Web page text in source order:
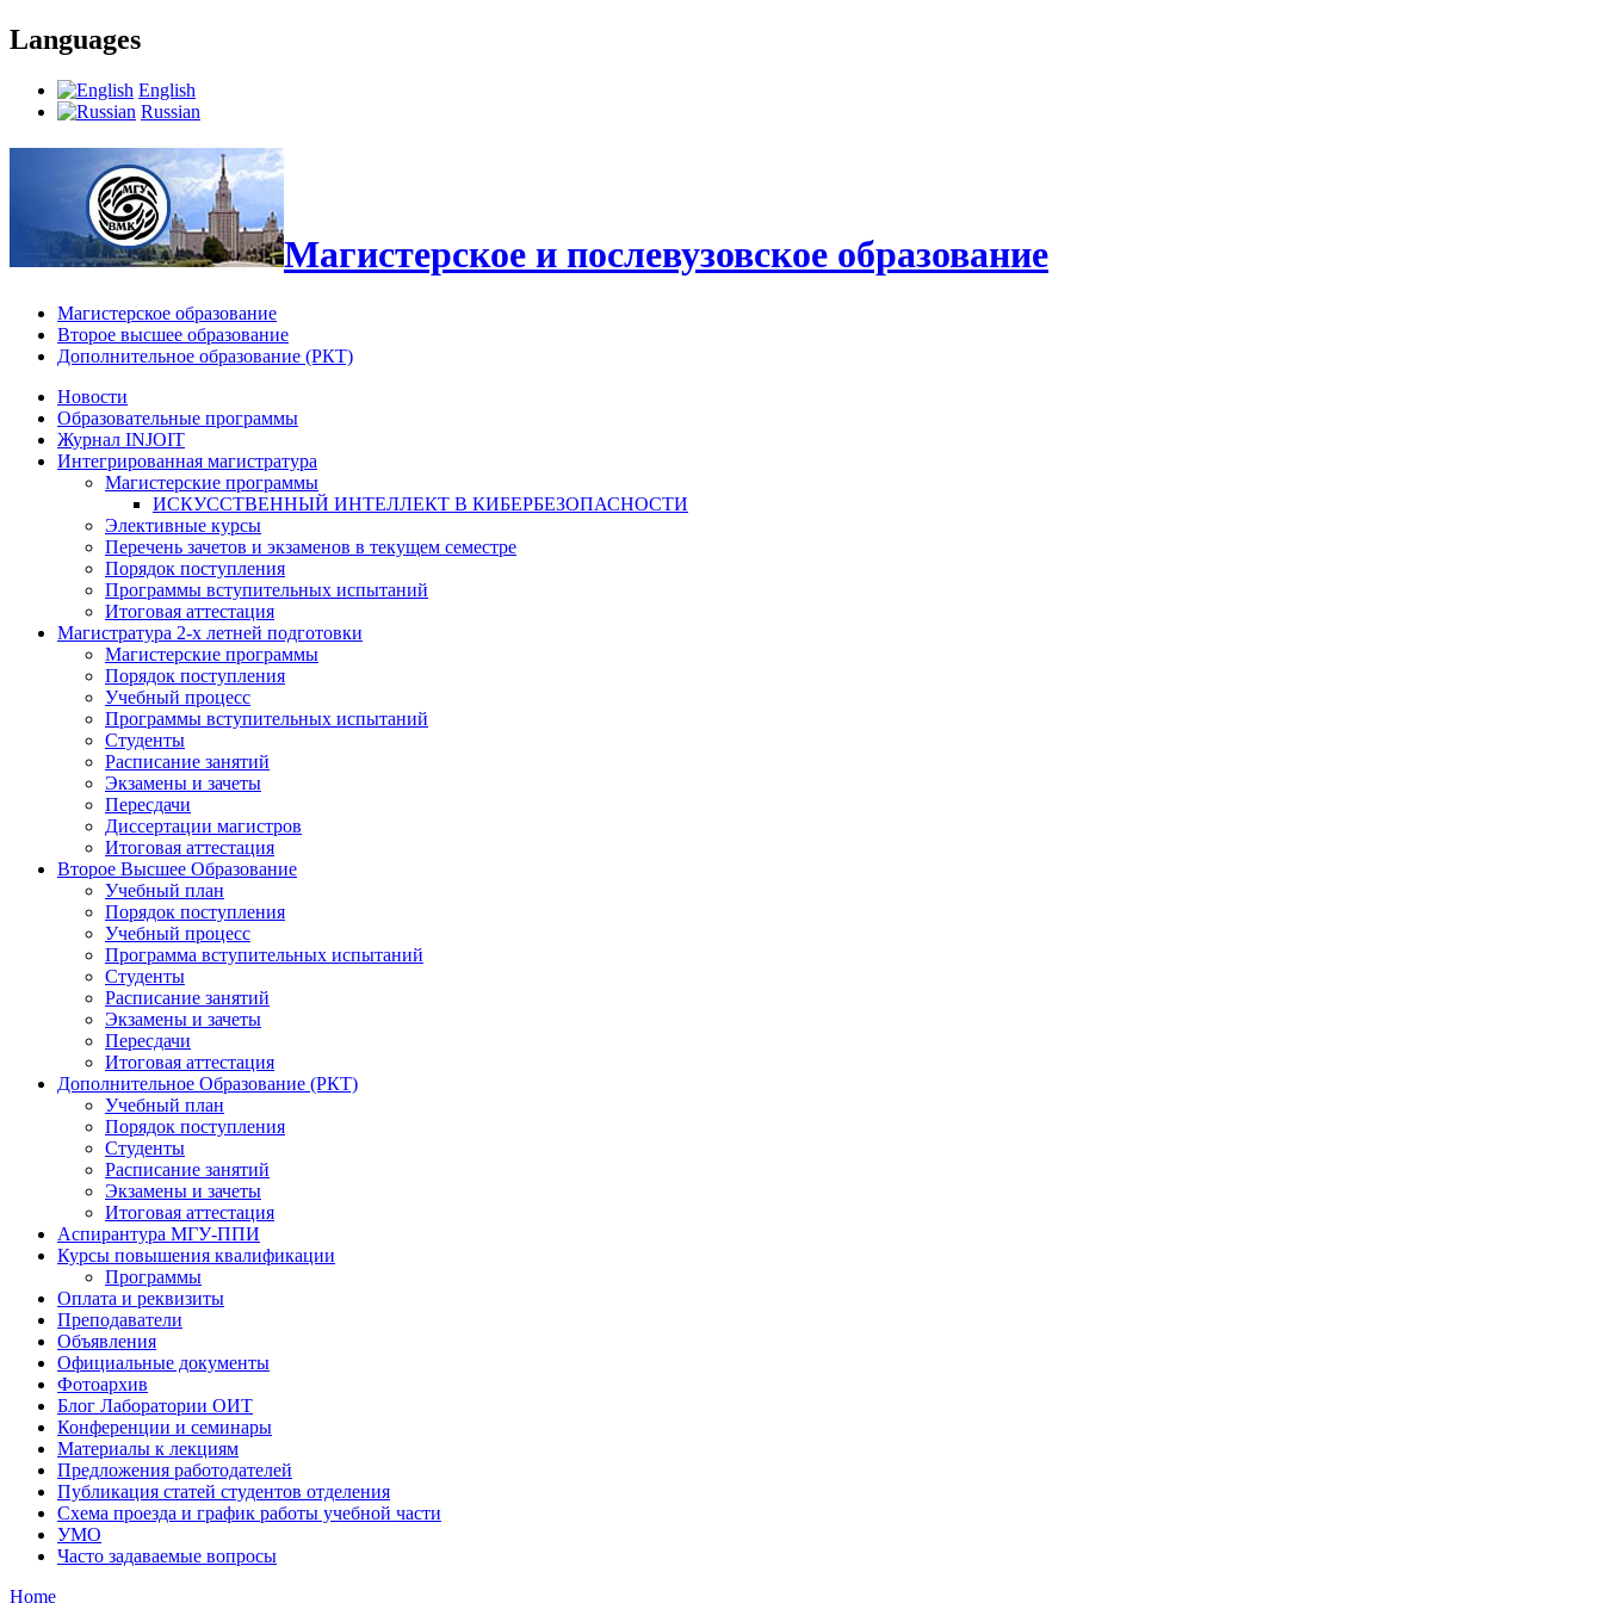
Languages
English
Russian
Магистерское и послевузовское образование
Магистерское образование
Второе высшее образование
Дополнительное образование (РКТ)
Новости
Образовательные программы
Журнал INJOIT
Интегрированная магистратура
Магистерские программы
ИСКУССТВЕННЫЙ ИНТЕЛЛЕКТ В КИБЕРБЕЗОПАСНОСТИ
Элективные курсы
Перечень зачетов и экзаменов в текущем семестре
Порядок поступления
Программы вступительных испытаний
Итоговая аттестация
Магистратура 2-х летней подготовки
Магистерские программы
Порядок поступления
Учебный процесс
Программы вступительных испытаний
Студенты
Расписание занятий
Экзамены и зачеты
Пересдачи
Диссертации магистров
Итоговая аттестация
Второе Высшее Образование
Учебный план
Порядок поступления
Учебный процесс
Программа вступительных испытаний
Студенты
Расписание занятий
Экзамены и зачеты
Пересдачи
Итоговая аттестация
Дополнительное Образование (РКТ)
Учебный план
Порядок поступления
Студенты
Расписание занятий
Экзамены и зачеты
Итоговая аттестация
Аспирантура МГУ-ППИ
Курсы повышения квалификации
Программы
Оплата и реквизиты
Преподаватели
Объявления
Официальные документы
Фотоархив
Блог Лаборатории ОИТ
Конференции и семинары
Материалы к лекциям
Предложения работодателей
Публикация статей студентов отделения
Схема проезда и график работы учебной части
УМО
Часто задаваемые вопросы
Home